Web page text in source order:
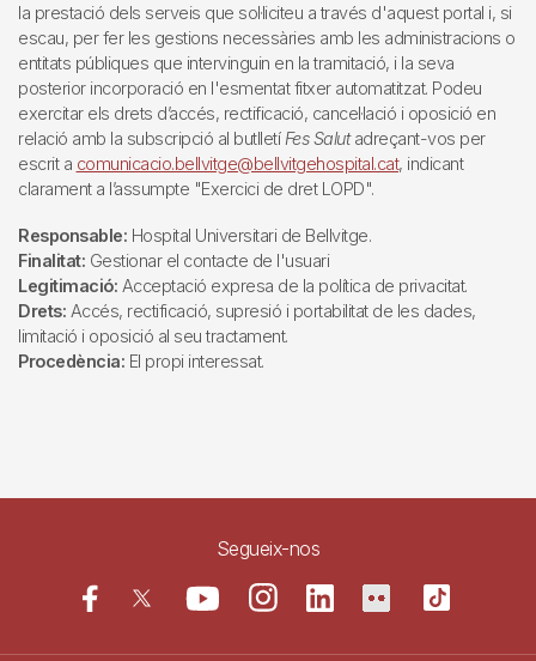
la prestació dels serveis que sol·liciteu a través d'aquest portal i, si
escau, per fer les gestions necessàries amb les administracions o
entitats públiques que intervinguin en la tramitació, i la seva
posterior incorporació en l'esmentat fitxer automatitzat. Podeu
exercitar els drets d’accés, rectificació, cancel·lació i oposició en
relació amb la subscripció al butlletí Fes Salutadreçant-vos per
escrit a comunicacio.bellvitge@bellvitgehospital.cat, indicant
clarament a l’assumpte "Exercici de dret LOPD".
Responsable: Hospital Universitari de Bellvitge.
Finalitat: Gestionar el contacte de l'usuari
Legitimació: Acceptació expresa de la política de privacitat.
Drets: Accés, rectificació, supresió i portabilitat de les dades,
limitació i oposició al seu tractament.
Procedència: El propi interessat.
Segueix-nos